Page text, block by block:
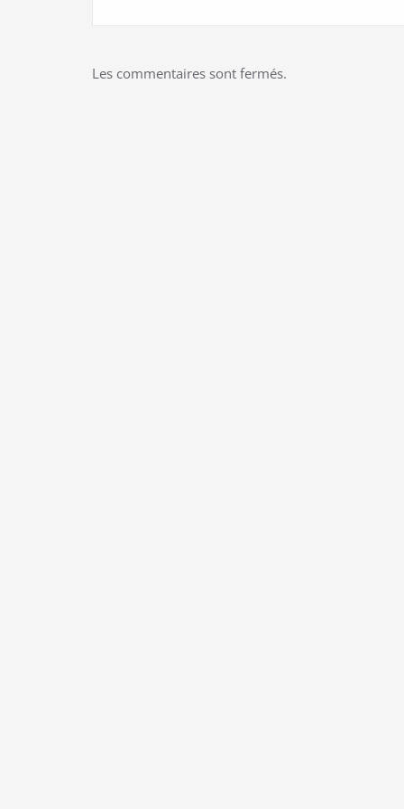
Les commentaires sont fermés.